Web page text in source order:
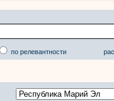
по релевантности